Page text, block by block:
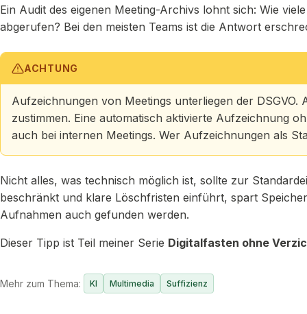
Ein Audit des eigenen Meeting-Archivs lohnt sich: Wie
abgerufen? Bei den meisten Teams ist die Antwort
ACHTUNG
Aufzeichnungen von Meetings unterliegen der
zustimmen. Eine automatisch aktivierte Aufzeichnung
auch bei internen Meetings. Wer Aufzeichnungen als
Nicht alles, was technisch möglich ist, sollte zur
beschränkt und klare Löschfristen einführt, spart
Aufnahmen auch gefunden werden.
Dieser Tipp ist Teil meiner Serie Digitalfasten ohne
Mehr zum Thema: KI Multimedia Suffizienz